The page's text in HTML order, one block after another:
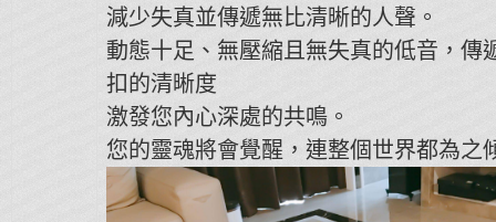
減少失真並傳遞無比清晰的人聲。
動態十足、無壓縮且無失真的低音，傳
扣的清晰度
激發您內心深處的共鳴。
您的靈魂將會覺醒，連整個世界都為之